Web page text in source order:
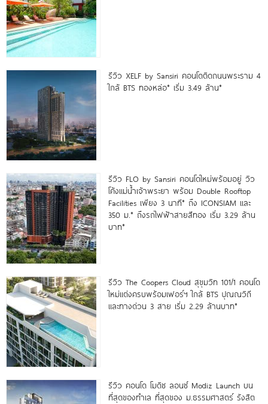
รีวิว XELF by Sansiri คอนโดติดถนนพระราม 4
ใกล้ BTS ทองหล่อ* เริ่ม 3.49 ล้าน*
รีวิว FLO by Sansiri คอนโดใหม่พร้อมอยู่ วิว
โค้งแม่น้ำเจ้าพระยา พร้อม Double Rooftop
Facilities เพียง 3 นาที* ถึง ICONSIAM และ
350 ม.* ถึงรถไฟฟ้าสายสีทอง เริ่ม 3.29 ล้าน
บาท*
รีวิว The Coopers Cloud สุขุมวิท 101/1 คอนโด
ใหม่แต่งครบพร้อมเฟอร์ฯ ใกล้ BTS ปุณณวิถี
และทางด่วน 3 สาย เริ่ม 2.29 ล้านบาท*
รีวิว คอนโด โมดิซ ลอนซ์ Modiz Launch บน
ที่สุดของทำเล ที่สุดของ ม.ธรรมศาสตร์ รังสิต